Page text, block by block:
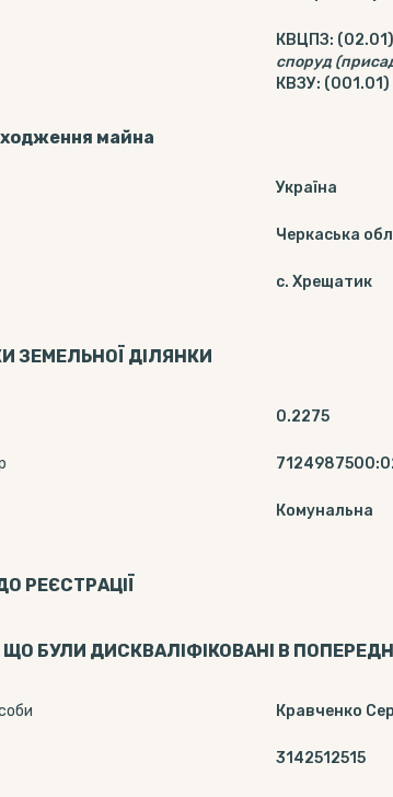
КВЦПЗ: (02.01)
споруд
КВЗУ: (001.01)
майна
Україна
Черкаська
с. Хрещатик
ЗЕМЕЛЬНОЇ ДІЛЯНКИ
0.2275
Комунальна
РЕЄСТРАЦІЇ
ЩО БУЛИ ДИСКВАЛІФІКОВАНІ В
Кравченко
3142512515